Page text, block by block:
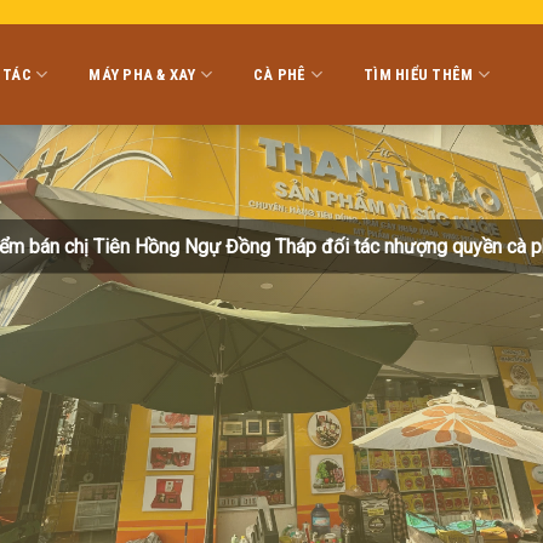
MÁY PHA & XAY CÀ PHÊ TÌM HIỂU THÊM
bán chị Tiên Hồng Ngự Đồng Tháp đối tác nhượng quyền cà